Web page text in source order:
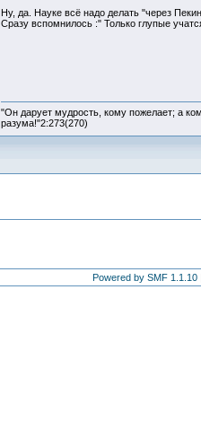
Ну, да. Науке всё надо делать "через
Сразу вспомнилось :" Только глупые
"Он дарует мудрость, кому пожелает; а
разума!"2:273(270)
Powered by SMF 1.1.10